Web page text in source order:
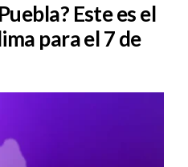
Este es el
para el 7 de